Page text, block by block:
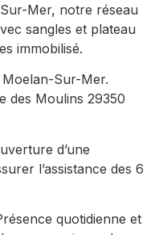
Mer, notre réseau
sangles et plateau
immobilisé.
Moelan-Sur-Mer.
des Moulins 29350
d’une
l’assistance des 6
quotidienne et